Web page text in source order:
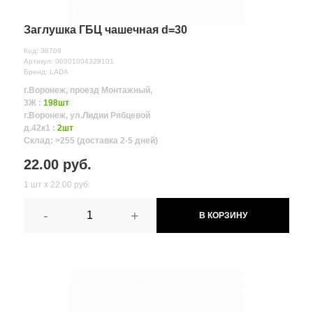
Заглушка ГБЦ чашечная d=30
Код: 38709
Артикул: 00001004329101
Бренд: LADA
г.Воронеж, проезд Монтажный,
3Ж : 198шт
г.Воронеж, ул.Лидии Рябцевой
д.42к1 : 2шт
Склад: >255 (доставка 2-5 дней)
22.00 руб.
1 шт х 22.00 руб.
- + В КОРЗИНУ